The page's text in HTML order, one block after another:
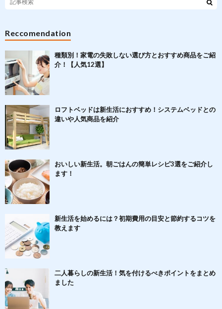
Reccomendation
種類別！家電の失敗しない選び方とおすすめ商品をご紹
介！【人気12選】
ロフトベッドは新生活におすすめ！システムベッドとの
違いや人気商品を紹介
おいしい新生活。朝ごはんの簡単レシピ3選をご紹介し
ます！
新生活を始めるには？初期費用の目安と節約するコツを
教えます
二人暮らしの新生活！気を付けるべきポイントをまとめ
ました